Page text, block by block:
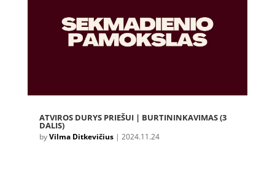
ATVIROS DURYS PRIEŠUI | BURTININKAVIMAS (3
DALIS)
byVilma Ditkevičius| 2024.11.24